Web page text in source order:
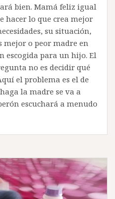
bien. Mamá feliz igual
hacer lo que crea mejor
su situación,
mejor o peor madre en
escogida para un hijo. El
no es decidir qué
el problema es el de
la madre se va a
escuchará a menudo